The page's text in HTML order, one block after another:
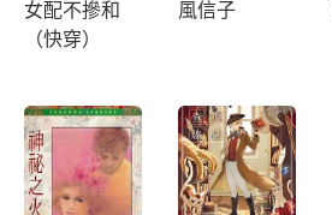
女配不摻和
（快穿）
風信子